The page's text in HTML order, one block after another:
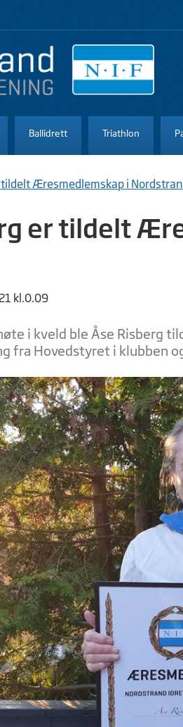
Ballidrett Triathlon
tildelt Æresmedlemskap i
er tildelt
kl.0.09
i kveld ble Åse Risberg
fra Hovedstyret i klubben